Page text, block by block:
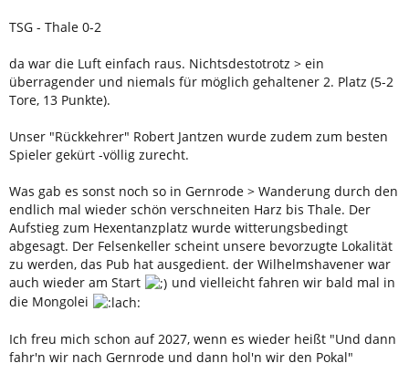
TSG - Thale 0-2
da war die Luft einfach raus. Nichtsdestotrotz > ein
überragender und niemals für möglich gehaltener 2. Platz (5-2
Tore, 13 Punkte).
Unser "Rückkehrer" Robert Jantzen wurde zudem zum besten
Spieler gekürt -völlig zurecht.
Was gab es sonst noch so in Gernrode > Wanderung durch den
endlich mal wieder schön verschneiten Harz bis Thale. Der
Aufstieg zum Hexentanzplatz wurde witterungsbedingt
abgesagt. Der Felsenkeller scheint unsere bevorzugte Lokalität
zu werden, das Pub hat ausgedient. der Wilhelmshavener war
auch wieder am Start
und vielleicht fahren wir bald mal in
die Mongolei
Ich freu mich schon auf 2027, wenn es wieder heißt "Und dann
fahr'n wir nach Gernrode und dann hol'n wir den Pokal"